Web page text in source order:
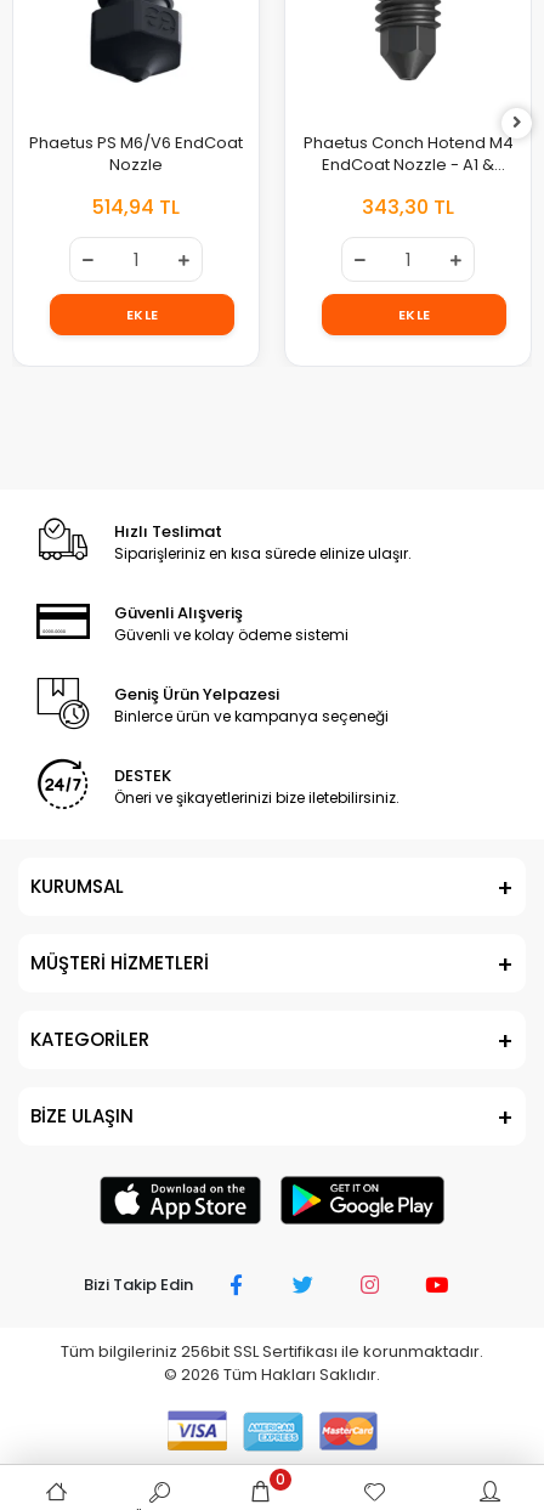
Phaetus PS M6/V6 EndCoat
Nozzle
514,94 TL
EKLE
Phaetus Conch Hotend M4
EndCoat Nozzle - A1 &
343,30 TL
EKLE
Hızlı Teslimat
Siparişleriniz en kısa sürede elinize ulaşır.
Güvenli Alışveriş
Güvenli ve kolay ödeme sistemi
Geniş Ürün Yelpazesi
Binlerce ürün ve kampanya seçeneği
DESTEK
Öneri ve şikayetlerinizi bize iletebilirsiniz.
KURUMSAL
MÜŞTERİ HİZMETLERİ
KATEGORİLER
BİZE ULAŞIN
Bizi Takip Edin
Tüm bilgileriniz 256bit SSL Sertifikası ile korunmaktadır.
© 2026 Tüm Hakları Saklıdır.
0